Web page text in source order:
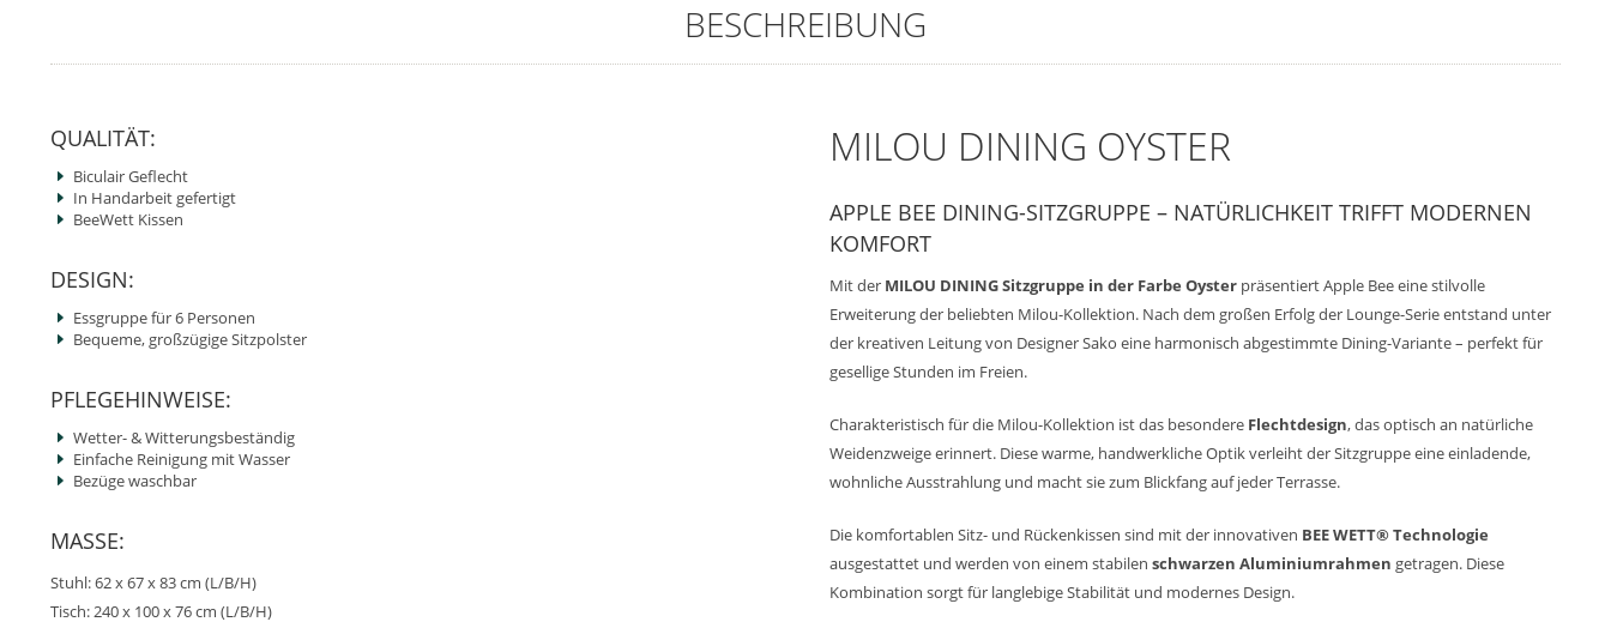
BESCHREIBUNG
QUALITÄT:
Biculair Geflecht
In Handarbeit gefertigt
BeeWett Kissen
DESIGN:
Essgruppe für 6 Personen
Bequeme, großzügige Sitzpolster
PFLEGEHINWEISE:
Wetter- & Witterungsbeständig
Einfache Reinigung mit Wasser
Bezüge waschbar
MASSE:
Stuhl: 62 x 67 x 83 cm (L/B/H)
Tisch: 240 x 100 x 76 cm (L/B/H)
MILOU DINING OYSTER
APPLE BEE DINING-SITZGRUPPE – NATÜRLICHKEIT TRIFFT MODERNEN
KOMFORT
Mit der MILOU DINING Sitzgruppe in der Farbe Oyster präsentiert Apple Bee eine stilvolle
Erweiterung der beliebten Milou-Kollektion. Nach dem großen Erfolg der Lounge-Serie entstand unter
der kreativen Leitung von Designer Sako eine harmonisch abgestimmte Dining-Variante – perfekt für
gesellige Stunden im Freien.
Charakteristisch für die Milou-Kollektion ist das besondere Flechtdesign, das optisch an natürliche
Weidenzweige erinnert. Diese warme, handwerkliche Optik verleiht der Sitzgruppe eine einladende,
wohnliche Ausstrahlung und macht sie zum Blickfang auf jeder Terrasse.
Die komfortablen Sitz- und Rückenkissen sind mit der innovativen BEE WETT® Technologie
ausgestattet und werden von einem stabilen schwarzen Aluminiumrahmen getragen. Diese
Kombination sorgt für langlebige Stabilität und modernes Design.